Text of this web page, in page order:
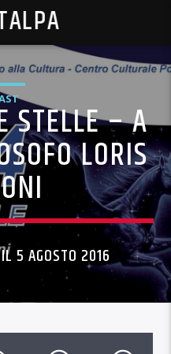
STELLE – A
LORIS
5 AGOSTO 2016